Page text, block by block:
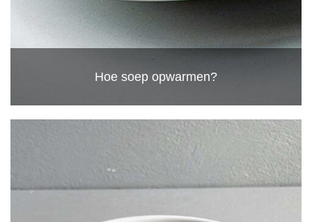
Hoe soep opwarmen?